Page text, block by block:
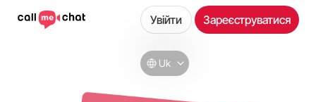
Uk
Увійти Зареєструватися